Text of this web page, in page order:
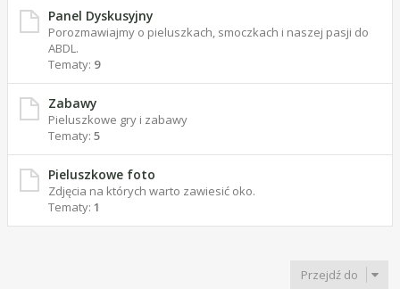
Panel Dyskusyjny
Porozmawiajmy o pieluszkach, smoczkach i naszej pasji do
ABDL.
Tematy: 9
Zabawy
Pieluszkowe gry i zabawy
Tematy: 5
Pieluszkowe foto
Zdjęcia na których warto zawiesić oko.
Tematy: 1
Przejdź do